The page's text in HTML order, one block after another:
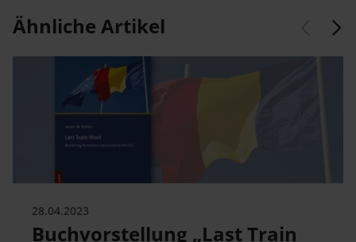
Ähnliche Artikel
28.04.2023
Buchvorstellung „Last Train